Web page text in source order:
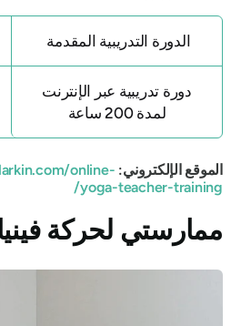
الدورة التدريبية المقدمة
دورة تدريبية عبر الإنترنت
لمدة 200 ساعة
الموقع الإلكتروني: online-
yoga-teacher-training/
ممارستي لحركة